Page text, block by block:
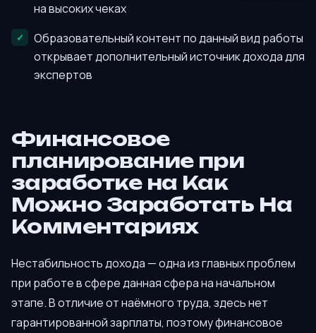
на высоких чеках
Образовательный контент по данный вид работы
открывает дополнительный источник дохода для
экспертов
Финансовое
планирование при
заработке на Как
Можно Заработать На
Комментариях
Нестабильность дохода — одна из главных проблем
при работе в сфере данная сфера на начальном
этапе. В отличие от наёмного труда, здесь нет
гарантированной зарплаты, поэтому финансовое